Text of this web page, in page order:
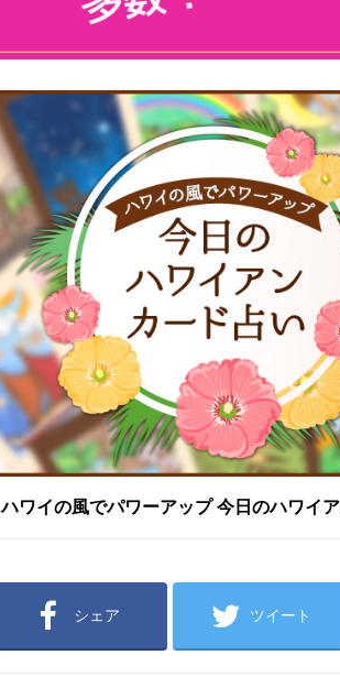
ハワイの風でパワーアップ 今日のハワイ
シェア ツイート